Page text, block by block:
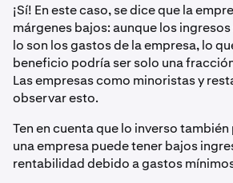
¡Sí! En este caso, se dice que la
márgenes bajos: aunque los
lo son los gastos de la empresa, lo
beneficio podría ser solo una
Las empresas como minoristas y
observar esto.
Ten en cuenta que lo inverso
una empresa puede tener bajos
rentabilidad debido a gastos